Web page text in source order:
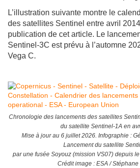
L’illustration suivante montre le
des satellites Sentinel entre avril
publication de cet article. Le
Sentinel-3C est prévu à l’automne
Vega C.
Chronologie des lancements des satellites
du satellite Sentinel-1A en
Mise à jour au 6 juillet 2026. Infographie :
Lancement du satellite
par une fusée Soyouz (mission VS07) depuis
Crédit image : ESA / Stéphane